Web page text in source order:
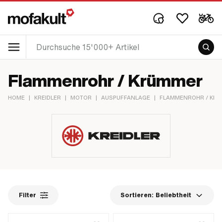
Flammenrohr / Krümmer
HOME | KREIDLER | MOTOR | AUSPUFFANLAGE | FLAMMENROHR /
Filter Sortieren: Beliebtheit